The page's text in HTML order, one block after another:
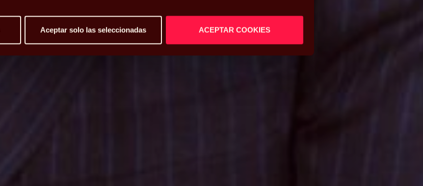
Aceptar solo las seleccionadas ACEPTAR COOKIES